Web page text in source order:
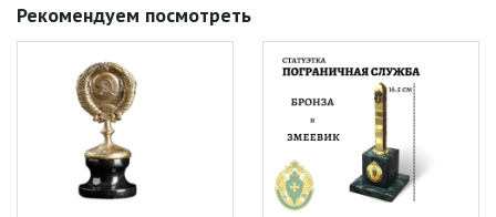
Рекомендуем посмотреть